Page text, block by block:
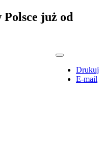
już od
Drukuj
E-mail